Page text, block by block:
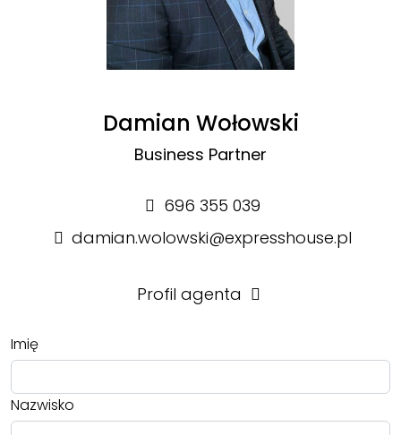
Damian Wołowski
Business Partner
696 355 039
damian.wolowski@expresshouse.pl
Profil agenta
Imię
Nazwisko